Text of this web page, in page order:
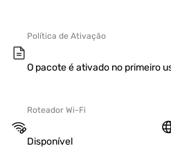
Política de Ativação
O pacote é ativado no primeiro
Roteador Wi-Fi
Disponível